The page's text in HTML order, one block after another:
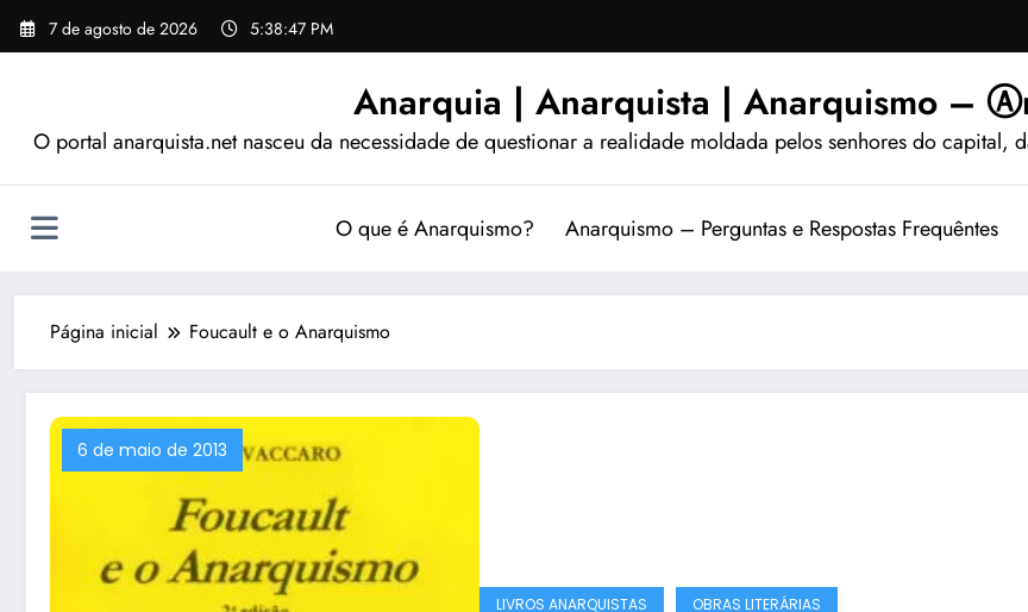
Pular
para
7 de agosto de 2026 5:38:48 PM
Anarquia | Anarquista | Anarquismo –
O portal anarquista.net nasceu da necessidade de questionar a realidade moldada pelos senhores do
O que é Anarquismo? Anarquismo – Perguntas e Respostas Frequêntes
Página inicial Foucault e o Anarquismo
6 de maio de 2013
LIVROS ANARQUISTAS OBRAS LITERÁRIAS